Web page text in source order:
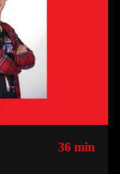
36 min